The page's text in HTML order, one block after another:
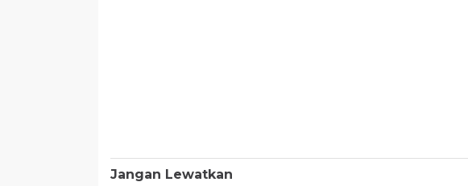
Jangan Lewatkan